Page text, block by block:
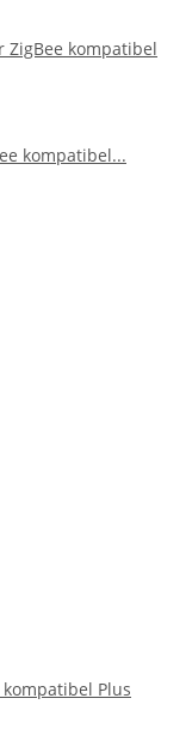
ZigBee kompatibel
Plus